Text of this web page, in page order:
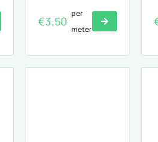
€3,50
per
meter